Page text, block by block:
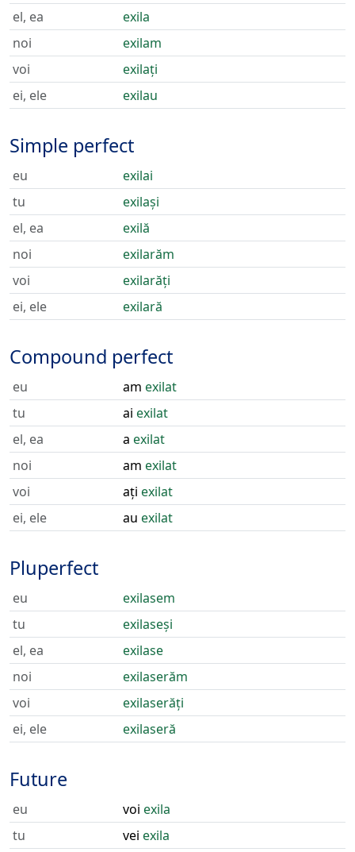
el, ea
exila
noi
exilam
voi
exilați
ei, ele
exilau
Simple perfect
eu
exilai
tu
exilași
el, ea
exilă
noi
exilarăm
voi
exilarăți
ei, ele
exilară
Compound perfect
eu am exilat
tu
ai exilat
el, ea
a exilat
noi
am exilat
voi
ați exilat
ei, ele
au exilat
Pluperfect
eu
exilasem
tu
exilaseși
el, ea
exilase
noi
exilaserăm
voi
exilaserăți
ei, ele
exilaseră
Future
eu voi exila
tu
vei exila